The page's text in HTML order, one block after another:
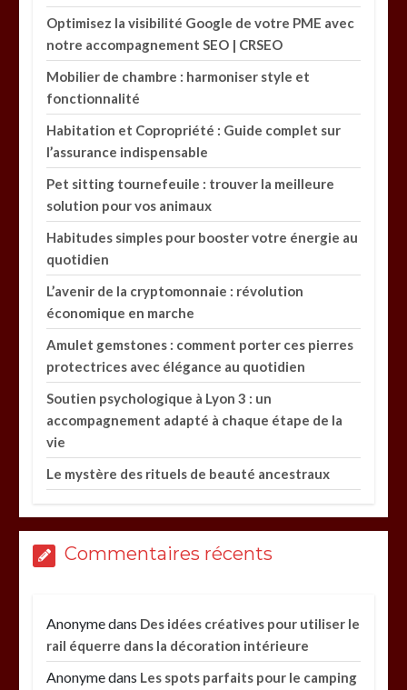
Optimisez la visibilité Google de votre PME avec
notre accompagnement SEO | CRSEO
Mobilier de chambre : harmoniser style et
fonctionnalité
Habitation et Copropriété : Guide complet sur
l’assurance indispensable
Pet sitting tournefeuile : trouver la meilleure
solution pour vos animaux
Habitudes simples pour booster votre énergie au
quotidien
L’avenir de la cryptomonnaie : révolution
économique en marche
Amulet gemstones : comment porter ces pierres
protectrices avec élégance au quotidien
Soutien psychologique à Lyon 3 : un
accompagnement adapté à chaque étape de la
vie
Le mystère des rituels de beauté ancestraux
Commentaires récents
Anonymedans Des idées créatives pour utiliser le
rail équerre dans la décoration intérieure
Anonymedans Les spots parfaits pour le camping